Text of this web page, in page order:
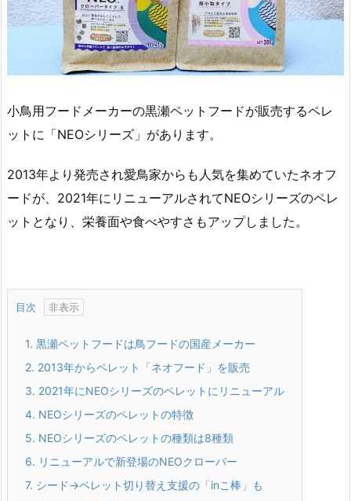
小鳥用フードメーカーの黒瀬ペットフードが販売するペレ
ットに「NEOシリーズ」があります。
2013年より発売され愛鳥家からも人気を集めていたネオフ
ードが、2021年にリニューアルされてNEOシリーズのペレ
ットとなり、栄養面や食べやすさもアップしました。
目次
1. 黒瀬ペットフードは鳥フードの国産メーカー
2. 2013年からペレット「ネオフード」を販売
3. 2021年にNEOシリーズのペレットにリニューアル
4. NEOシリーズのペレットの特徴
5. NEOシリーズのペレットの種類は8種類
6. リニューアルで新登場のNEOクローバー
7. シード→ペレット切り替え支援の「inこ棒」も